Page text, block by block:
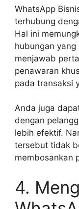
WhatsApp
terhubung
Hal ini
hubungan
menjawab
penawaran
pada transaksi
Anda juga
dengan
lebih efektif.
tersebut tidak
membosankan
4.